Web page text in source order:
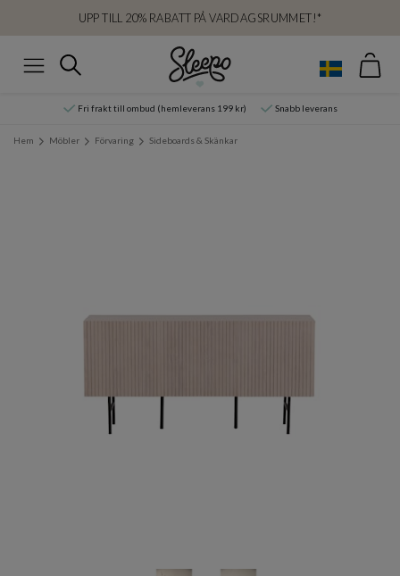
UPP TILL 20% RABATT PÅ VARDAGSRUMMET!*
Sök
Fri frakt till ombud (hemleverans 199 kr) Snabb leverans
Hem Möbler Förvaring Sideboards & Skänkar